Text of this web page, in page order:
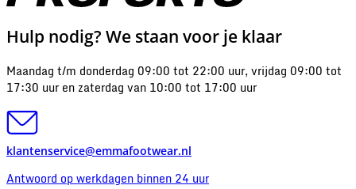
Hulp nodig? We staan voor je klaar
Maandag t/m donderdag 09:00 tot 22:00 uur, vrijdag 09:00 tot
17:30 uur en zaterdag van 10:00 tot 17:00 uur
klantenservice@emmafootwear.nl
Antwoord op werkdagen binnen 24 uur